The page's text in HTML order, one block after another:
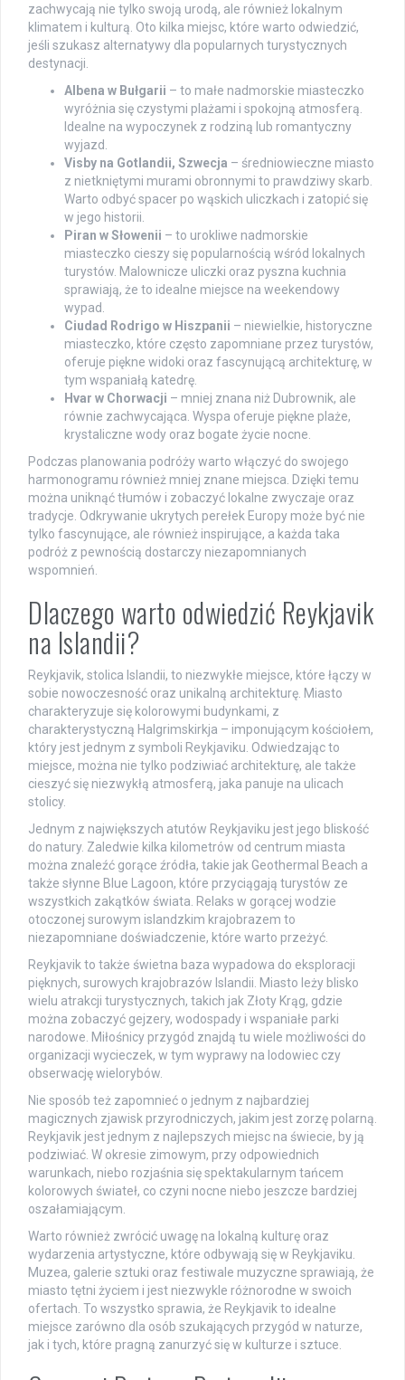
zachwycają nie tylko swoją urodą, ale również lokalnym
klimatem i kulturą. Oto kilka miejsc, które warto odwiedzić,
jeśli szukasz alternatywy dla popularnych turystycznych
destynacji.
Albena w Bułgarii – to małe nadmorskie miasteczko
wyróżnia się czystymi plażami i spokojną atmosferą.
Idealne na wypoczynek z rodziną lub romantyczny
wyjazd.
Visby na Gotlandii, Szwecja – średniowieczne miasto
z nietkniętymi murami obronnymi to prawdziwy skarb.
Warto odbyć spacer po wąskich uliczkach i zatopić się
w jego historii.
Piran w Słowenii – to urokliwe nadmorskie
miasteczko cieszy się popularnością wśród lokalnych
turystów. Malownicze uliczki oraz pyszna kuchnia
sprawiają, że to idealne miejsce na weekendowy
wypad.
Ciudad Rodrigo w Hiszpanii – niewielkie, historyczne
miasteczko, które często zapomniane przez turystów,
oferuje piękne widoki oraz fascynującą architekturę, w
tym wspaniałą katedrę.
Hvar w Chorwacji – mniej znana niż Dubrownik, ale
równie zachwycająca. Wyspa oferuje piękne plaże,
krystaliczne wody oraz bogate życie nocne.
Podczas planowania podróży warto włączyć do swojego
harmonogramu również mniej znane miejsca. Dzięki temu
można uniknąć tłumów i zobaczyć lokalne zwyczaje oraz
tradycje. Odkrywanie ukrytych perełek Europy może być nie
tylko fascynujące, ale również inspirujące, a każda taka
podróż z pewnością dostarczy niezapomnianych
wspomnień.
Dlaczego warto odwiedzić Reykjavik
na Islandii?
Reykjavik, stolica Islandii, to niezwykłe miejsce, które łączy w
sobie nowoczesność oraz unikalną architekturę. Miasto
charakteryzuje się kolorowymi budynkami, z
charakterystyczną Halgrimskirkja – imponującym kościołem,
który jest jednym z symboli Reykjaviku. Odwiedzając to
miejsce, można nie tylko podziwiać architekturę, ale także
cieszyć się niezwykłą atmosferą, jaka panuje na ulicach
stolicy.
Jednym z największych atutów Reykjaviku jest jego bliskość
do natury. Zaledwie kilka kilometrów od centrum miasta
można znaleźć gorące źródła, takie jak Geothermal Beach a
także słynne Blue Lagoon, które przyciągają turystów ze
wszystkich zakątków świata. Relaks w gorącej wodzie
otoczonej surowym islandzkim krajobrazem to
niezapomniane doświadczenie, które warto przeżyć.
Reykjavik to także świetna baza wypadowa do eksploracji
pięknych, surowych krajobrazów Islandii. Miasto leży blisko
wielu atrakcji turystycznych, takich jak Złoty Krąg, gdzie
można zobaczyć gejzery, wodospady i wspaniałe parki
narodowe. Miłośnicy przygód znajdą tu wiele możliwości do
organizacji wycieczek, w tym wyprawy na lodowiec czy
obserwację wielorybów.
Nie sposób też zapomnieć o jednym z najbardziej
magicznych zjawisk przyrodniczych, jakim jest zorzę polarną.
Reykjavik jest jednym z najlepszych miejsc na świecie, by ją
podziwiać. W okresie zimowym, przy odpowiednich
warunkach, niebo rozjaśnia się spektakularnym tańcem
kolorowych świateł, co czyni nocne niebo jeszcze bardziej
oszałamiającym.
Warto również zwrócić uwagę na lokalną kulturę oraz
wydarzenia artystyczne, które odbywają się w Reykjaviku.
Muzea, galerie sztuki oraz festiwale muzyczne sprawiają, że
miasto tętni życiem i jest niezwykle różnorodne w swoich
ofertach. To wszystko sprawia, że Reykjavik to idealne
miejsce zarówno dla osób szukających przygód w naturze,
jak i tych, które pragną zanurzyć się w kulturze i sztuce.